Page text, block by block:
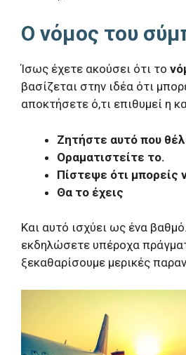
Ο νόμος του
Ίσως έχετε ακούσει ότι το
βασίζεται στην ιδέα ότι
αποκτήσετε ό,τι επιθυμεί η
Ζητήστε αυτό που
Οραματιστείτε το.
Πίστεψε ότι μπορείς
Θα το έχεις
Και αυτό ισχύει ως ένα
εκδηλώσετε υπέροχα
ξεκαθαρίσουμε μερικές